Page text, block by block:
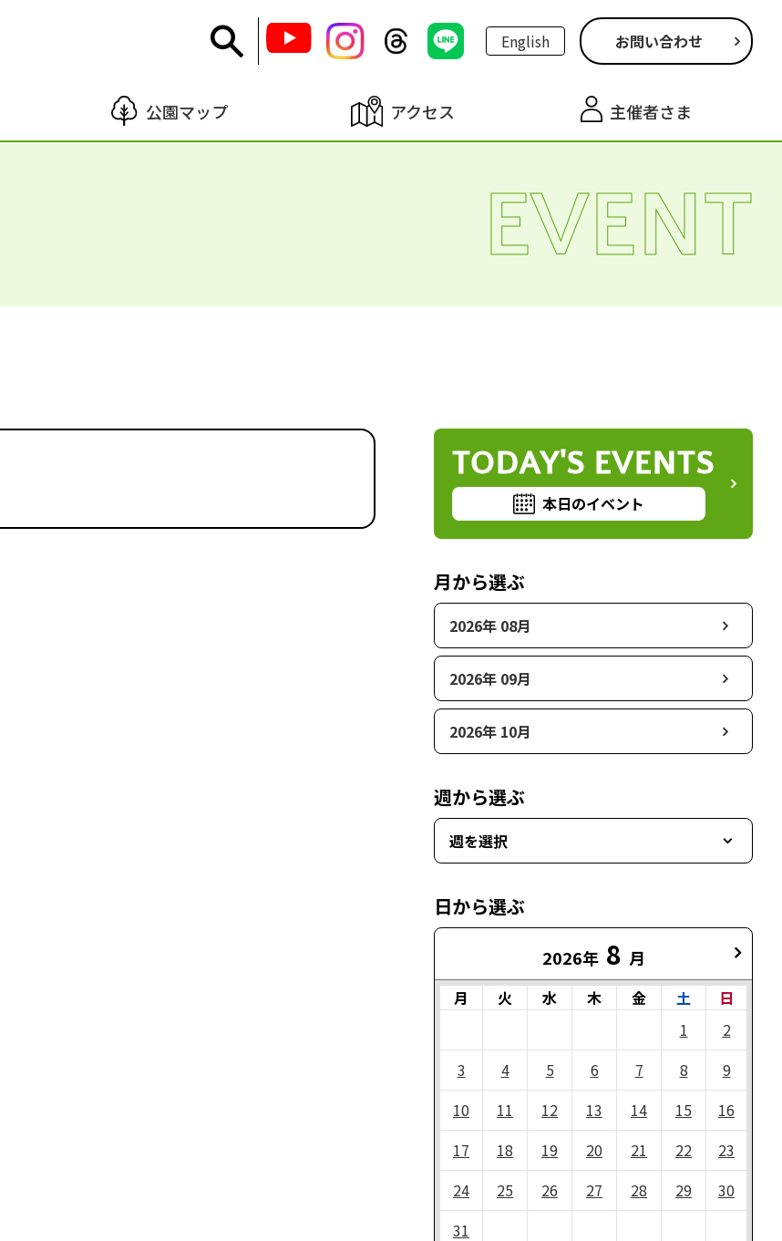
English お問い合わせ
公園マップ アクセス 主催者さま
EVENT
TODAY'S EVENTS
本日のイベント
月から選ぶ
2026年 08月
2026年 09月
2026年 10月
週から選ぶ
週を選択
日から選ぶ
2026年 8 月
月 火 水 木 金 土
日
1
2
3
4 5 6 7 8
9
10
11 12 13 14 15
16
17
18 19 20 21 22
23
24
25 26 27 28 29
30
31